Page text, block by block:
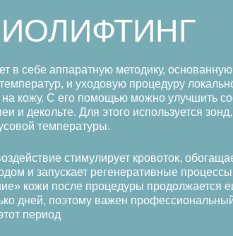
в себе аппаратную методику,
и уходовую процедуру
на кожу. С его помощью можно улучшить
и декольте. Для этого используется
температуры.
стимулирует кровоток,
и запускает регенеративные
кожи после процедуры продолжается
дней, поэтому важен
период